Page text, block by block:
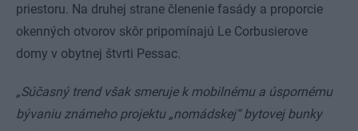
priestoru. Na druhej strane členenie fasády a proporcie
okenných otvorov skôr pripomínajú Le Corbusierove
domy v obytnej štvrti Pessac.
„Súčasný trend však smeruje k mobilnému a úspornému
bývaniu známeho projektu „nomádskej“ bytovej bunky